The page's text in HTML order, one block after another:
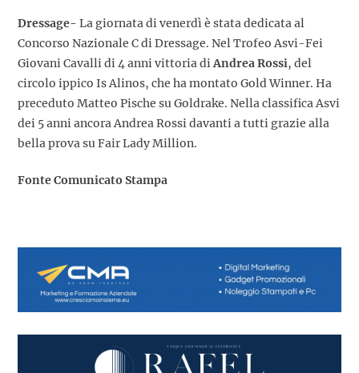
Dressage- La giornata di venerdì è stata dedicata al
Concorso Nazionale C di Dressage. Nel Trofeo Asvi-Fei
Giovani Cavalli di 4 anni vittoria diAndrea Rossi, del
circolo ippico Is Alinos, che ha montato Gold Winner. Ha
preceduto Matteo Pische su Goldrake. Nella classifica Asvi
dei 5 anni ancora Andrea Rossi davanti a tutti grazie alla
bella prova su Fair Lady Million.
Fonte Comunicato Stampa